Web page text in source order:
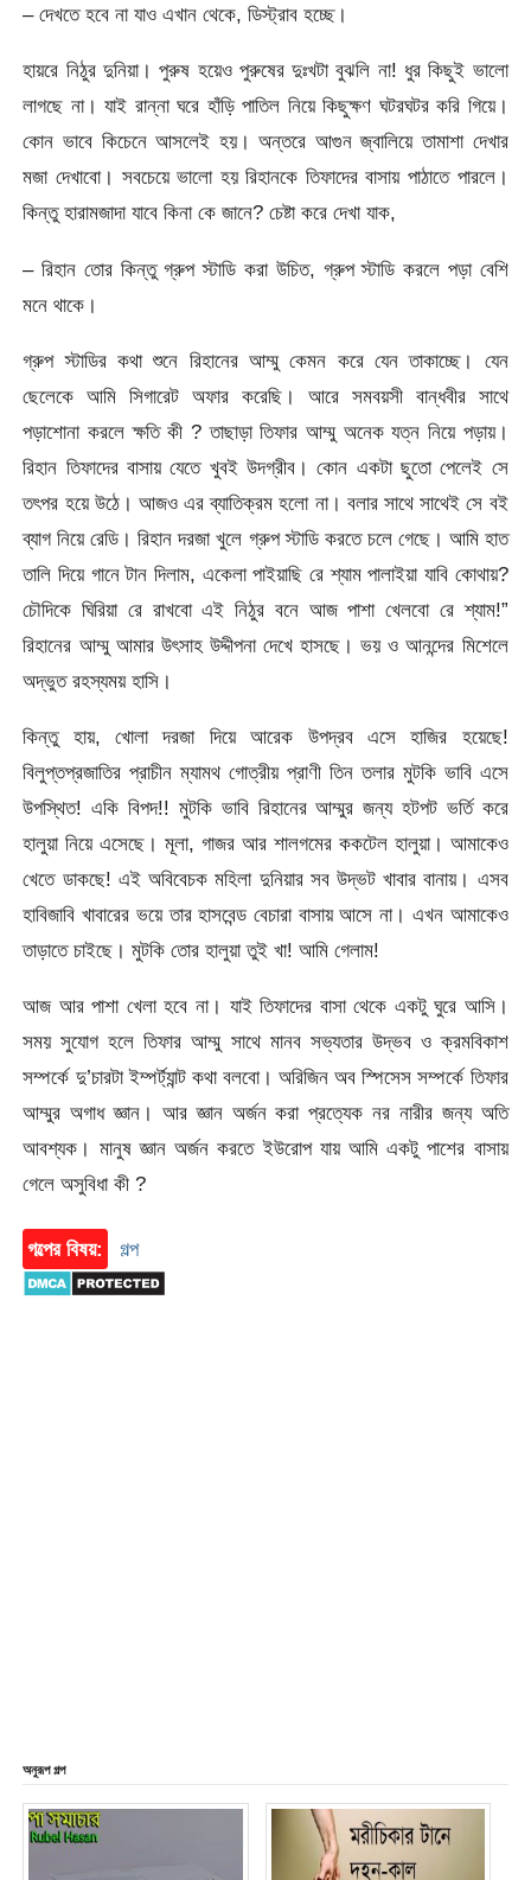
– দেখতে হবে না যাও এখান থেকে, ডিস্ট্রাব হচ্ছে।
হায়রে নিঠুর দুনিয়া। পুরুষ হয়েও পুরুষের দুঃখটা বুঝলি না! ধুর কিছুই ভালো
লাগছে না। যাই রান্না ঘরে হাঁড়ি পাতিল নিয়ে কিছুক্ষণ ঘটরঘটর করি গিয়ে।
কোন ভাবে কিচেনে আসলেই হয়। অন্তরে আগুন জ্বালিয়ে তামাশা দেখার
মজা দেখাবো। সবচেয়ে ভালো হয় রিহানকে তিফাদের বাসায় পাঠাতে পারলে।
কিন্তু হারামজাদা যাবে কিনা কে জানে? চেষ্টা করে দেখা যাক,
– রিহান তোর কিন্তু গ্রুপ স্টাডি করা উচিত, গ্রুপ স্টাডি করলে পড়া বেশি
মনে থাকে।
গ্রুপ স্টাডির কথা শুনে রিহানের আম্মু কেমন করে যেন তাকাচ্ছে। যেন
ছেলেকে আমি সিগারেট অফার করেছি। আরে সমবয়সী বান্ধবীর সাথে
পড়াশোনা করলে ক্ষতি কী ? তাছাড়া তিফার আম্মু অনেক যত্ন নিয়ে পড়ায়।
রিহান তিফাদের বাসায় যেতে খুবই উদগ্রীব। কোন একটা ছুতো পেলেই সে
তৎপর হয়ে উঠে। আজও এর ব্যাতিক্রম হলো না। বলার সাথে সাথেই সে বই
ব্যাগ নিয়ে রেডি। রিহান দরজা খুলে গ্রুপ স্টাডি করতে চলে গেছে। আমি হাত
তালি দিয়ে গানে টান দিলাম, একেলা পাইয়াছি রে শ্যাম পালাইয়া যাবি কোথায়?
চৌদিকে ঘিরিয়া রে রাখবো এই নিঠুর বনে আজ পাশা খেলবো রে শ্যাম!”
রিহানের আম্মু আমার উৎসাহ উদ্দীপনা দেখে হাসছে। ভয় ও আনন্দের মিশেলে
অদ্ভুত রহস্যময় হাসি।
কিন্তু হায়, খোলা দরজা দিয়ে আরেক উপদ্রব এসে হাজির হয়েছে!
বিলুপ্তপ্রজাতির প্রাচীন ম্যামথ গোত্রীয় প্রাণী তিন তলার মুটকি ভাবি এসে
উপস্থিত! একি বিপদ!! মুটকি ভাবি রিহানের আম্মুর জন্য হটপট ভর্তি করে
হালুয়া নিয়ে এসেছে। মূলা, গাজর আর শালগমের ককটেল হালুয়া। আমাকেও
খেতে ডাকছে! এই অবিবেচক মহিলা দুনিয়ার সব উদ্ভট খাবার বানায়। এসব
হাবিজাবি খাবারের ভয়ে তার হাসবেন্ড বেচারা বাসায় আসে না। এখন আমাকেও
তাড়াতে চাইছে। মুটকি তোর হালুয়া তুই খা! আমি গেলাম!
আজ আর পাশা খেলা হবে না। যাই তিফাদের বাসা থেকে একটু ঘুরে আসি।
সময় সুযোগ হলে তিফার আম্মু সাথে মানব সভ্যতার উদ্ভব ও ক্রমবিকাশ
সম্পর্কে দু’চারটা ইম্পর্ট্যান্ট কথা বলবো। অরিজিন অব স্পিসেস সম্পর্কে তিফার
আম্মুর অগাধ জ্ঞান। আর জ্ঞান অর্জন করা প্রত্যেক নর নারীর জন্য অতি
আবশ্যক। মানুষ জ্ঞান অর্জন করতে ইউরোপ যায় আমি একটু পাশের বাসায়
গেলে অসুবিধা কী ?
গল্পের বিষয়: গল্প
অনুরূপ গল্প